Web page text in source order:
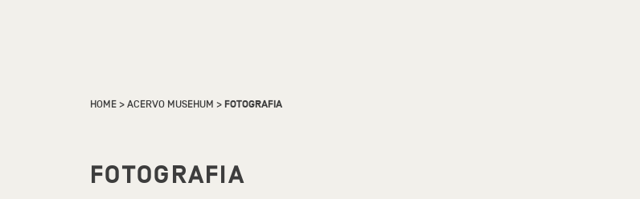
HOME>ACERVO MUSEHUM >FOTOGRAFIA
FOTOGRAFIA